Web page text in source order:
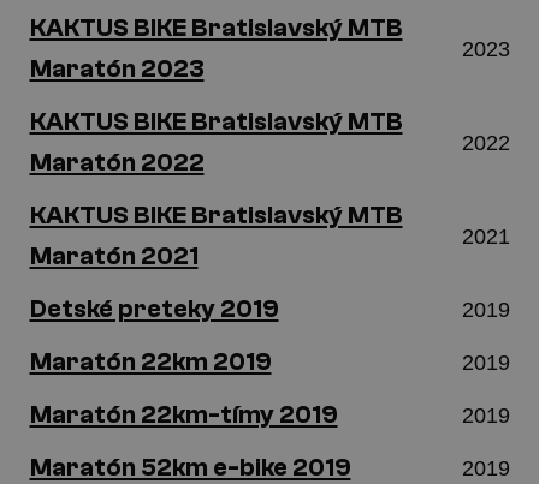
KAKTUS BIKE Bratislavský MTB
Maratón 2023
2023
KAKTUS BIKE Bratislavský MTB
Maratón 2022
2022
KAKTUS BIKE Bratislavský MTB
Maratón 2021
2021
Detské preteky 2019 2019
Maratón 22km 2019 2019
Maratón 22km-tímy 2019 2019
Maratón 52km e-bike 2019 2019